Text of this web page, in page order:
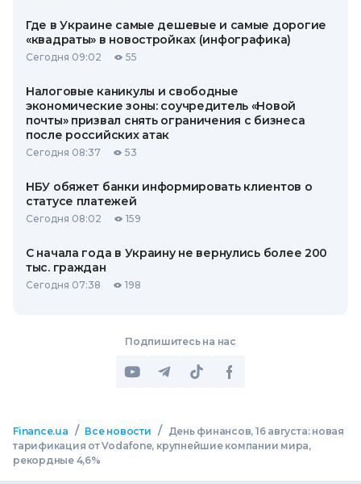
Где в Украине самые дешевые и самые дорогие
«квадраты» в новостройках (инфографика)
Сегодня 09:02 55
Налоговые каникулы и свободные
экономические зоны: соучредитель «Новой
почты» призвал снять ограничения с бизнеса
после российских атак
Сегодня 08:37 53
НБУ обяжет банки информировать клиентов о
статусе платежей
Сегодня 08:02 159
С начала года в Украину не вернулись более 200
тыс. граждан
Сегодня 07:38 198
Подпишитесь на нас
Finance.ua / Все новости /
День финансов, 16 августа: новая
тарификация от Vodafone, крупнейшие компании мира,
рекордные 4,6%